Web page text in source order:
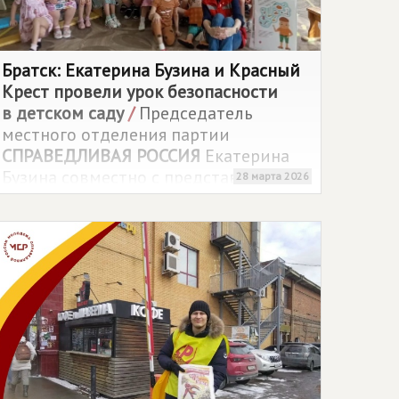
Братск: Екатерина Бузина и Красный
Крест провели урок безопасности
в детском саду/Председатель
местного отделения партии
СПРАВЕДЛИВАЯ РОССИЯ Екатерина
Бузина совместно с представителями
Российского Красного Креста
организовала выездное мероприятие
для воспитанников детского сада.
28 марта 2026